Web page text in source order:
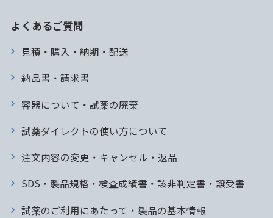
よくあるご質問
見積・購入・納期・配送
納品書・請求書
容器について・試薬の廃棄
試薬ダイレクトの使い方について
注文内容の変更・キャンセル・返品
SDS・製品規格・検査成績書・該非判定書・譲受書
試薬のご利用にあたって・製品の基本情報